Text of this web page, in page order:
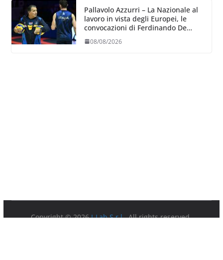
Pallavolo Azzurri – La Nazionale al
lavoro in vista degli Europei, le
convocazioni di Ferdinando De
Giorgi
08/08/2026
Copyright © 2026I-Lab S.r.l.. All rights reserved.